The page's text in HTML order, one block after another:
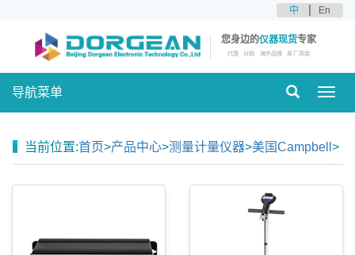
中 En
您身边的仪器现货专家
代理 分销 海外品牌 原厂原装
导航菜单
当前位置:首页>产品中心>测量计量仪器>美国Campbell >